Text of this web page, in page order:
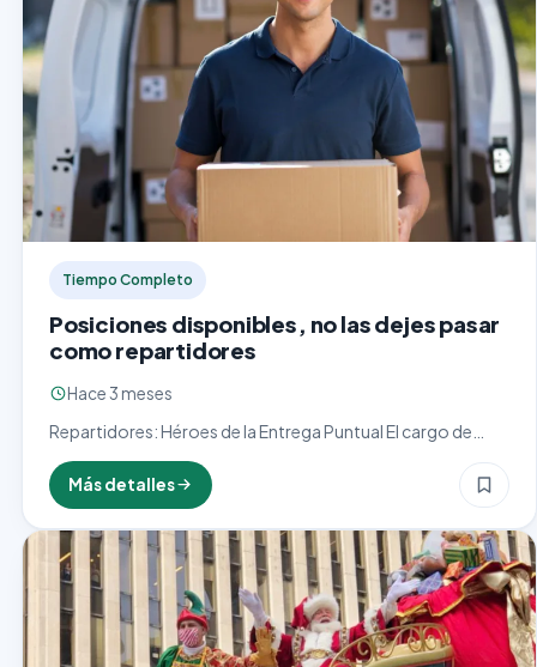
Tiempo Completo
Posiciones disponibles, no las dejes pasar
como repartidores
Hace 3 meses
Repartidores: Héroes de la Entrega Puntual El cargo de
repartidor es una pieza clave en el funcionamiento de la
logística moderna. Estos profesionales son responsables
de…
Más detalles